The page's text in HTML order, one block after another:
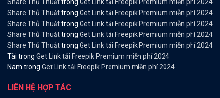
Share Thủ Thuậttrong Get Link tải Freepik Premium miễn phí 2024
Share Thủ Thuậttrong Get Link tải Freepik Premium miễn phí 2024
Share Thủ Thuậttrong Get Link tải Freepik Premium miễn phí 2024
Share Thủ Thuậttrong Get Link tải Freepik Premium miễn phí 2024
Share Thủ Thuậttrong Get Link tải Freepik Premium miễn phí 2024
Tài trong Get Link tải Freepik Premium miễn phí 2024
Nam trong Get Link tải Freepik Premium miễn phí 2024
LIÊN HỆ HỢP TÁC